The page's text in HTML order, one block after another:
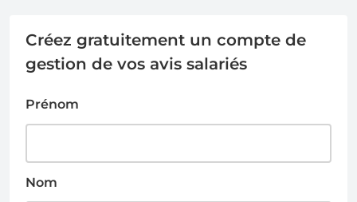
Créez gratuitement un compte de
gestion de vos avis salariés
Prénom
Nom